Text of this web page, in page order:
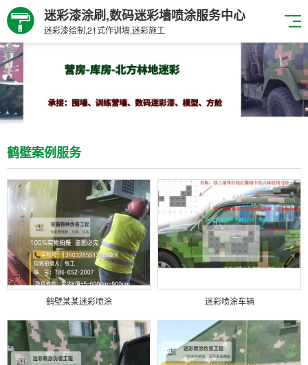
迷彩漆涂刷,数码迷彩墙喷涂服务中心
迷彩漆绘制,21式作训墙,迷彩施工
鹤壁案例服务
鹤壁某某迷彩喷涂 迷彩喷涂车辆